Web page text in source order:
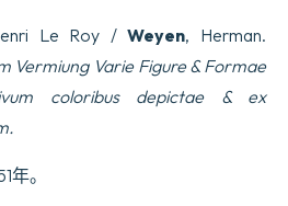
Le Roy /Weyen, Herman.
Vermiung Varie Figure & Formae
coloribus depictae & ex
年。